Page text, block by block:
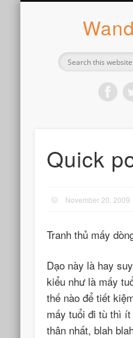
Quick
November 20, 2009
Tranh thủ mấy
Dạo này là hay
kiểu như là mấy
thế nào để tiết
mấy tuổi đi tù thì
thân nhất, blah